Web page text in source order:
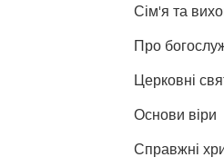
Сім'я та
Про
Церковні
Основи віри
Справжні